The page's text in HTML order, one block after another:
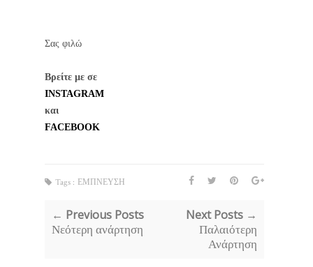
Σας φιλώ
Βρείτε με σε
INSTAGRAM
και
FACEBOOK
Tags : ΕΜΠΝΕΥΣΗ
← Previous Posts
Νεότερη ανάρτηση
Next Posts →
Παλαιότερη
Ανάρτηση